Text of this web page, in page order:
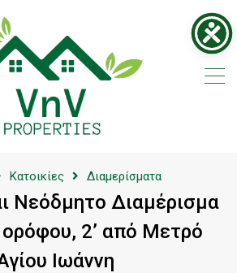
Κατοικίες Διαμερίσματα
Νεόδμητο Διαμέρισμα
2’ από Μετρό
Ιωάννη